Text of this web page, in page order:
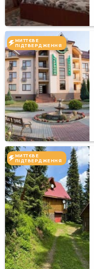
МИТТЄВЕ
ПІДТВЕРДЖЕННЯ
МИТТЄВЕ
ПІДТВЕРДЖЕННЯ